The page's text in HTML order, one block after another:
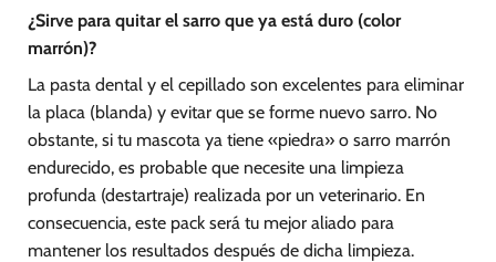
¿Sirve para quitar el sarro que ya está duro (color
marrón)?
La pasta dental y el cepillado son excelentes para eliminar
la placa (blanda) y evitar que se forme nuevo sarro. No
obstante, si tu mascota ya tiene «piedra» o sarro marrón
endurecido, es probable que necesite una limpieza
profunda (destartraje) realizada por un veterinario. En
consecuencia, este pack será tu mejor aliado para
mantener los resultados después de dicha limpieza.